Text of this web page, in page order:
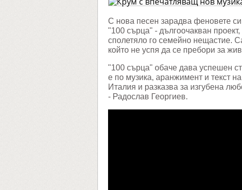
музикален
сърца"
С нова песен зарадва феновете
"100 сърца" - дългоочакван
сполетяло го семейно нещастие.
който не успя да се пребори за
"100 сърца" обаче дава успешен
е по музика, аранжимент и текст
Италия и разказва за изгубена
- Радослав Георгиев.